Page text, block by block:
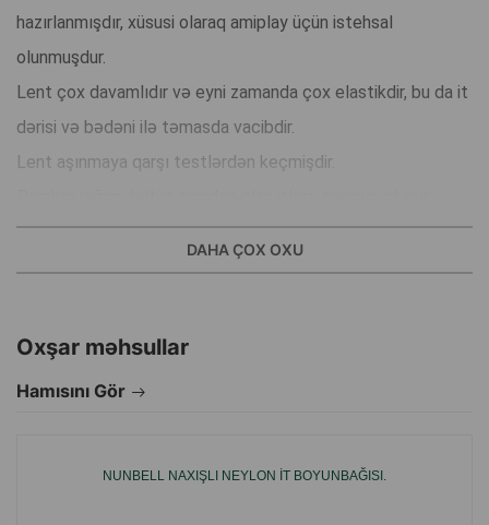
hazırlanmışdır, xüsusi olaraq amiplay üçün istehsal
olunmuşdur.
Lent çox davamlıdır və eyni zamanda çox elastikdir, bu da it
dərisi və bədəni ilə təmasda vacibdir.
Lent aşınmaya qarşı testlərdən keçmişdir.
Tənzimlənən amiplay şleyki itlərin tələblərinə və
anatomiyasına ən yaxşı şəkildə uyğun gəlir.
təmin edir və onurğanı rahatladır.
İki kilid əlavə üstünlükdür, şleykin taxılmasını asanlaşdırır.
yaxşı uyğunlaşmaq üçün üç müstəvidə tam tənzimlənir.
DAHA ÇOX OXU
Oxşar məhsullar
Hamısını Gör
NUNBELL NAXIŞLI NEYLON IT BOYUNBAĞISI.